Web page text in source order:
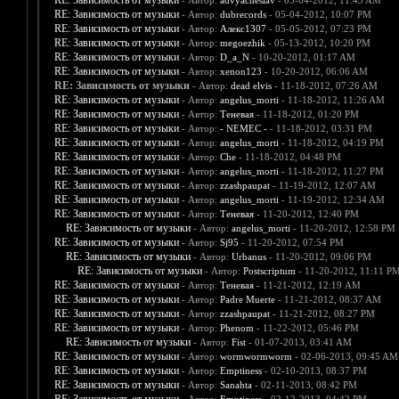
RE: Зависимость от музыки - Автор: dubrecords- 05-04-2012, 10:07 PM
RE: Зависимость от музыки - Автор: Алекс1307- 05-05-2012, 07:23 PM
RE: Зависимость от музыки - Автор: megoezhik - 05-13-2012, 10:20 PM
RE: Зависимость от музыки - Автор: D_a_N- 10-20-2012, 01:17 AM
RE: Зависимость от музыки - Автор: xenon123 - 10-20-2012, 06:06 AM
RE: Зависимость от музыки - Автор: dead elvis- 11-18-2012, 07:26 AM
RE: Зависимость от музыки - Автор: angelus_morti - 11-18-2012, 11:26 AM
RE: Зависимость от музыки - Автор: Теневая- 11-18-2012, 01:20 PM
RE: Зависимость от музыки - Автор: - NEMEC - - 11-18-2012, 03:31 PM
RE: Зависимость от музыки - Автор: angelus_morti - 11-18-2012, 04:19 PM
RE: Зависимость от музыки - Автор: Che- 11-18-2012, 04:48 PM
RE: Зависимость от музыки - Автор: angelus_morti - 11-18-2012, 11:27 PM
RE: Зависимость от музыки - Автор: zzashpaupat- 11-19-2012, 12:07 AM
RE: Зависимость от музыки - Автор: angelus_morti - 11-19-2012, 12:34 AM
RE: Зависимость от музыки - Автор: Теневая- 11-20-2012, 12:40 PM
RE: Зависимость от музыки - Автор: angelus_morti - 11-20-2012, 12:58 PM
RE: Зависимость от музыки - Автор: Sj95 - 11-20-2012, 07:54 PM
RE: Зависимость от музыки - Автор: Urbanus- 11-20-2012, 09:06 PM
RE: Зависимость от музыки - Автор: Postscriptum - 11-20-2012, 11:11
RE: Зависимость от музыки - Автор: Теневая- 11-21-2012, 12:19 AM
RE: Зависимость от музыки - Автор: Padre Muerte- 11-21-2012, 08:37 AM
RE: Зависимость от музыки - Автор: zzashpaupat- 11-21-2012, 08:27 PM
RE: Зависимость от музыки - Автор: Phenom - 11-22-2012, 05:46 PM
RE: Зависимость от музыки - Автор: Fist- 01-07-2013, 03:41 AM
RE: Зависимость от музыки - Автор: wormwormworm - 02-06-2013, 09:45 AM
RE: Зависимость от музыки - Автор: Emptiness- 02-10-2013, 08:37 PM
RE: Зависимость от музыки - Автор: Sanahta- 02-11-2013, 08:42 PM